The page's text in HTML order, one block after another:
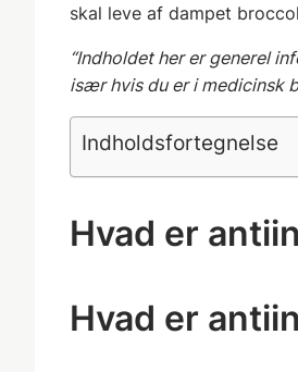
skal leve af dampet
“Indholdet her er generel
især hvis du er i medicinsk
Indholdsfortegnelse
Hvad er
Hvad er